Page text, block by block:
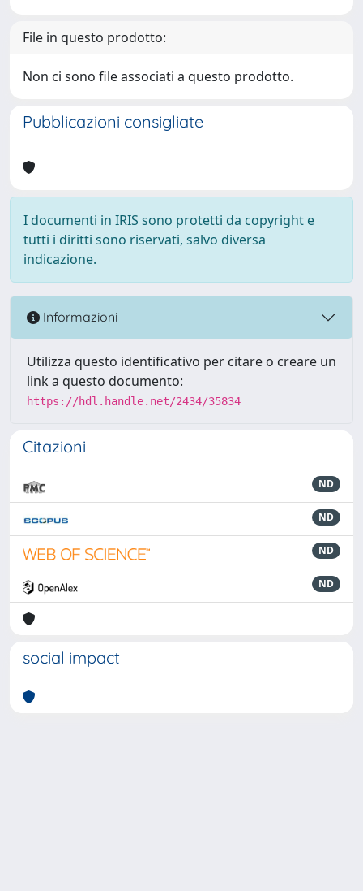
File in questo prodotto:
Non ci sono file associati a questo prodotto.
Pubblicazioni consigliate
I documenti in IRIS sono protetti da copyright e
tutti i diritti sono riservati, salvo diversa
indicazione.
Informazioni
Utilizza questo identificativo per citare o creare un
link a questo documento:
https://hdl.handle.net/2434/35834
Citazioni
ND
ND
ND
ND
social impact